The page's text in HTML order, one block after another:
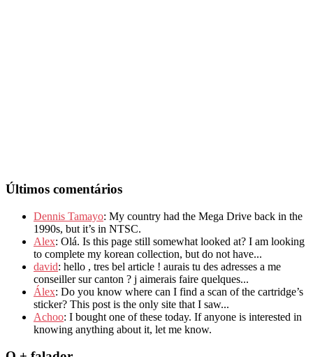
Últimos comentários
Dennis Tamayo: My country had the Mega Drive back in the
1990s, but it’s in NTSC.
Alex: Olá. Is this page still somewhat looked at? I am looking
to complete my korean collection, but do not have...
david: hello , tres bel article ! aurais tu des adresses a me
conseiller sur canton ? j aimerais faire quelques...
Álex: Do you know where can I find a scan of the cartridge’s
sticker? This post is the only site that I saw...
Achoo: I bought one of these today. If anyone is interested in
knowing anything about it, let me know.